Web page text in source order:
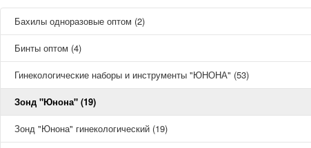
Бахилы одноразовые оптом (2)
Бинты оптом (4)
Гинекологические наборы и инструменты "ЮНОНА" (53)
Зонд "Юнона" (19)
Зонд "Юнона" гинекологический (19)